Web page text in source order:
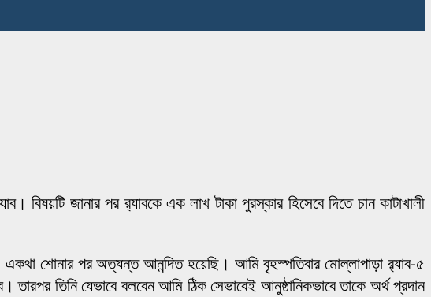
বিষয়টি জানার পর র‌্যাবকে এক লাখ টাকা পুরস্কার হিসেবে দিতে চান কাটাখালী
একথা শোনার পর অত্যন্ত আনন্দিত হয়েছি। আমি বৃহস্পতিবার মোল্লাপাড়া র‌্যাব-৫
তারপর তিনি যেভাবে বলবেন আমি ঠিক সেভাবেই আনুষ্ঠানিকভাবে তাকে অর্থ প্রদান